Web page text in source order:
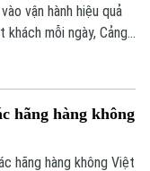
2026 cũng là động
đấu đầu tư đội tàu
vận hành hiệu quả
khách mỗi ngày, Cảng
tự động ngày
hãng hàng không
hãng hàng không Việt